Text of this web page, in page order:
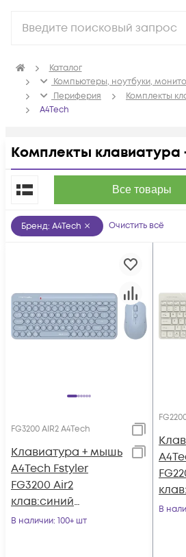
Каталог
Компьютеры, ноутбуки,
Периферия
Комплекты
A4Tech
Комплекты клавиатура
Все товары
По популярности
Бренд: A4Tech Очистить всё
FG3200 AIR2 A4Tech
Клавиатура + мышь
A4Tech Fstyler
FG3200 Air2
клав:синий
мышь:синий USB
В наличии: 100+ шт
В